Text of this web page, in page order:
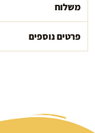
צ'אפל
משלוח
פרטים נוספים